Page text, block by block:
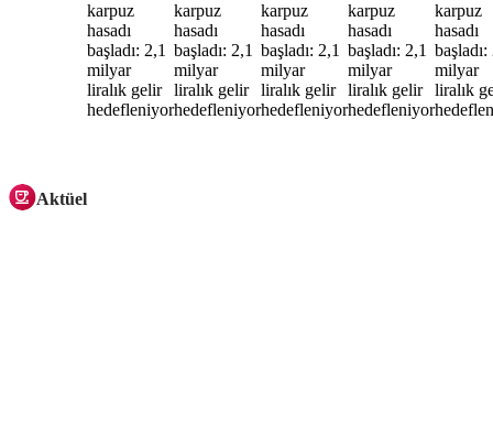
Aktüel